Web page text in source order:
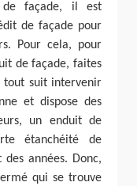
de façade, il est
de façade pour
Pour cela, pour
de façade, faites
tout suit intervenir
et dispose des
un enduit de
étanchéité de
années. Donc,
qui se trouve